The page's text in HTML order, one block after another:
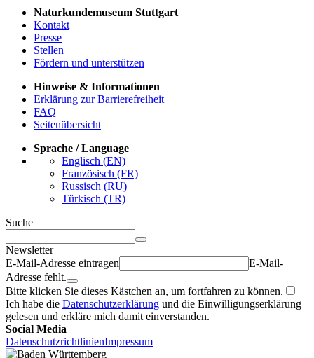
Naturkundemuseum Stuttgart
Kontakt
Presse
Stellen
Fördern und unterstützen
Hinweise & Informationen
Erklärung zur Barrierefreiheit
FAQ
Seitenübersicht
Sprache / Language
Englisch (EN)
Französisch (FR)
Russisch (RU)
Türkisch (TR)
Suche
Newsletter
E-Mail-Adresse eintragen
E-Mail-
Adresse fehlt.
Bitte klicken Sie dieses Kästchen an, um fortfahren zu können.
Ich habe die Datenschutzerklärung und die Einwilligungserklärung
gelesen und erkläre mich damit einverstanden.
Social Media
DatenschutzrichtlinienImpressum